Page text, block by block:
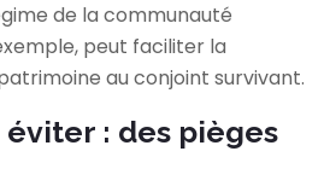
de la communauté
peut faciliter la
au conjoint survivant.
: des pièges